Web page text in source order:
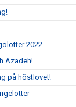
2022
Azadeh!
på höstlovet!